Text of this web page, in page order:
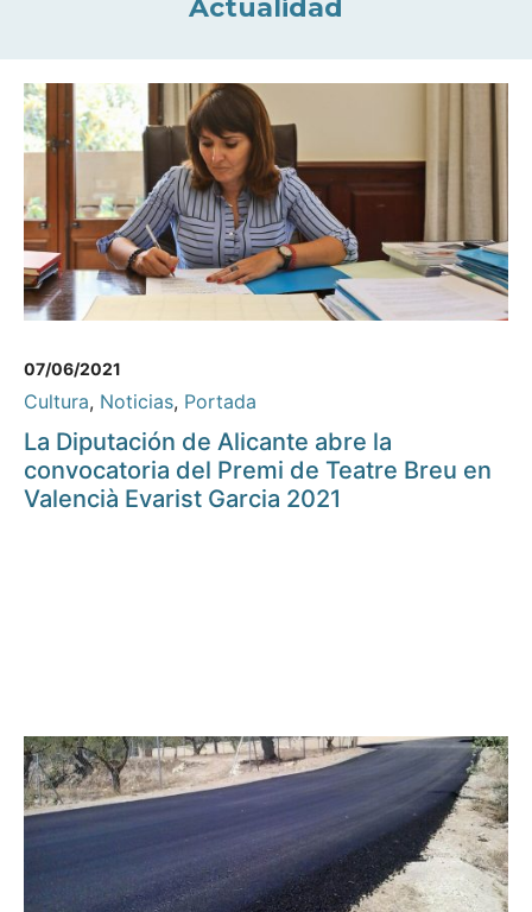
Actualidad
07/06/2021
Cultura, Noticias, Portada
La Diputación de Alicante abre la
convocatoria del Premi de Teatre Breu en
Valencià Evarist Garcia 2021